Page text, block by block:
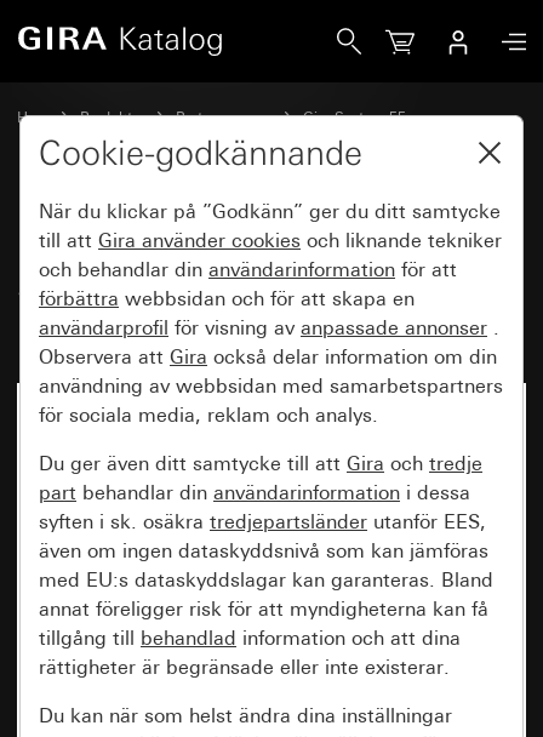
Hem Produkter Brytarprogram
Gira System 55
Koppla och trycka
Hotellkortsbrytare 10 A 250 V~
Slutande kontakt 1-polig med
nollklämma
Cookie-godkännande
När du klickar på ”Godkänn” ger du ditt samtycke
till att Gira använder cookies och liknande tekniker
och behandlar din användarinformation för att
förbättra webbsidan och för att skapa en
användarprofil för visning av anpassade annonser .
Observera att Gira också delar information om din
användning av webbsidan med samarbetspartners
för sociala media, reklam och analys.
Du ger även ditt samtycke till att Gira och tredje
part behandlar din användarinformation i dessa
syften i sk. osäkra tredjepartsländer utanför EES,
även om ingen dataskyddsnivå som kan jämföras
med EU:s dataskyddslagar kan garanteras. Bland
annat föreligger risk för att myndigheterna kan få
tillgång till behandlad information och att dina
rättigheter är begränsade eller inte existerar.
Du kan när som helst ändra dina inställningar